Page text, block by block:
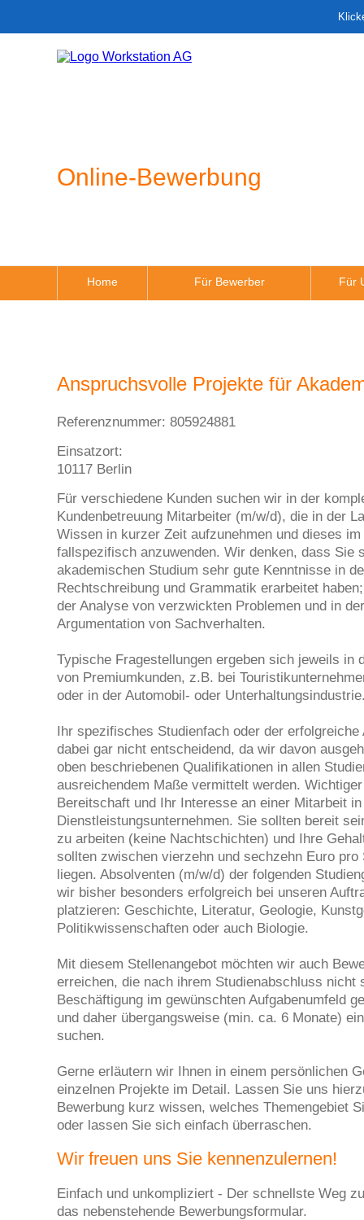
Online-Bewerbung
Home Für Bewerber Für
Anspruchsvolle Projekte für
Referenznummer: 805924881
Einsatzort:
10117 Berlin
Für verschiedene Kunden suchen wir in der
Kundenbetreuung Mitarbeiter (m/w/d), die in der
Wissen in kurzer Zeit aufzunehmen und dieses im
fallspezifisch anzuwenden. Wir denken, dass Sie
akademischen Studium sehr gute Kenntnisse in
Rechtschreibung und Grammatik erarbeitet
der Analyse von verzwickten Problemen und in
Argumentation von Sachverhalten.
Typische Fragestellungen ergeben sich jeweils in
von Premiumkunden, z.B. bei
oder in der Automobil- oder
Ihr spezifisches Studienfach oder der
dabei gar nicht entscheidend, da wir davon
oben beschriebenen Qualifikationen in allen
ausreichendem Maße vermittelt werden.
Bereitschaft und Ihr Interesse an einer Mitarbeit
Dienstleistungsunternehmen. Sie sollten bereit
zu arbeiten (keine Nachtschichten) und Ihre
sollten zwischen vierzehn und sechzehn Euro pro
liegen. Absolventen (m/w/d) der folgenden
wir bisher besonders erfolgreich bei unseren
platzieren: Geschichte, Literatur, Geologie,
Politikwissenschaften oder auch Biologie.
Mit diesem Stellenangebot möchten wir auch
erreichen, die nach ihrem Studienabschluss nicht
Beschäftigung im gewünschten Aufgabenumfeld
und daher übergangsweise (min. ca. 6 Monate)
suchen.
Gerne erläutern wir Ihnen in einem persönlichen
einzelnen Projekte im Detail. Lassen Sie uns
Bewerbung kurz wissen, welches Themengebiet
oder lassen Sie sich einfach überraschen.
Wir freuen uns Sie kennenzulernen!
Einfach und unkompliziert - Der schnellste Weg
das nebenstehende Bewerbungsformular.